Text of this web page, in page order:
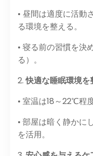
• 昼間は適度に活動
る環境を整える。
• 寝る前の習慣を決
る）。
2.快適な睡眠環境を
• 室温は18～22℃程
• 部屋は暗く静かに
を活用。